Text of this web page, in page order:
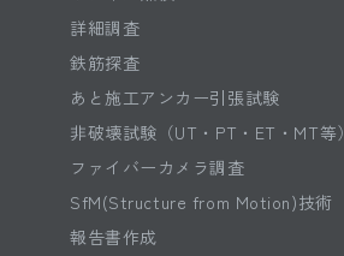
詳細調査
鉄筋探査
あと施工アンカー引張試験
非破壊試験（UT・PT・ET・MT等）
ファイバーカメラ調査
SfM(Structure from Motion)技術
報告書作成